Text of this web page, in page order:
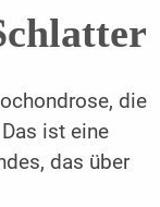
die
ist eine
das über